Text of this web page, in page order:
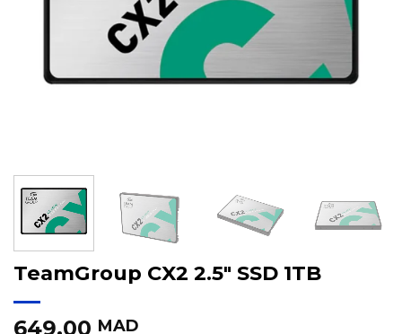
TeamGroup CX2 2.5″ SSD 1TB
649,00 MAD